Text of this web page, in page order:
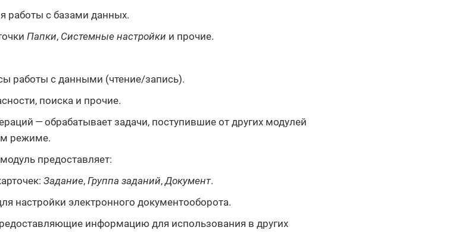
работы с базами данных.
Папки, Системные настройки и прочие.
работы с данными (чтение/запись).
поиска и прочие.
— обрабатывает задачи, поступившие от других модулей
режиме.
предоставляет:
Задание, Группа заданий,Документ.
настройки электронного документооборота.
информацию для использования в других